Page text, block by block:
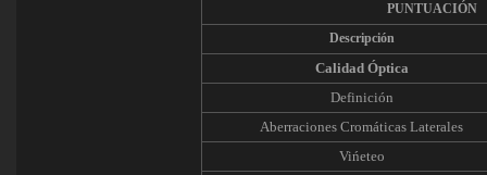
PUNTUACIÓN
Descripción
Calidad Óptica
Definición
Aberraciones Cromáticas Laterales
Vińeteo